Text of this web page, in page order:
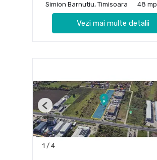
Simion Barnutiu, Timisoara
48 mp
Vezi mai multe detalii
1 / 4
Previous